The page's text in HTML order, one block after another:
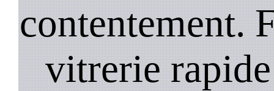
contentement.
vitrerie